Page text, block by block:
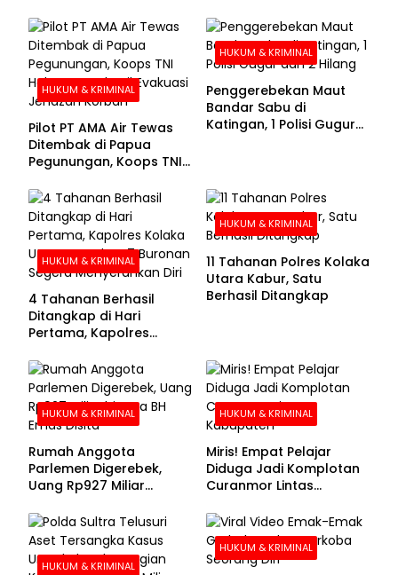
HUKUM & KRIMINAL
Pilot PT AMA Air Tewas
Ditembak di Papua
Pegunungan, Koops TNI
Evakuasi Jenazah
Korban
HUKUM & KRIMINAL
Penggerebekan Maut
Bandar Sabu di
Katingan, 1 Polisi Gugur
HUKUM & KRIMINAL
4 Tahanan Berhasil
Ditangkap di Hari
Pertama, Kapolres
Buronan Segera
Menyerahkan Diri
HUKUM & KRIMINAL
11 Tahanan Polres Kolaka
Utara Kabur, Satu
Berhasil Ditangkap
HUKUM & KRIMINAL
Rumah Anggota
Parlemen Digerebek,
Uang Rp927 Miliar
HUKUM & KRIMINAL
Miris! Empat Pelajar
Diduga Jadi Komplotan
Curanmor Lintas
HUKUM & KRIMINAL
HUKUM & KRIMINAL